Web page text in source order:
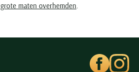
grote maten overhemden